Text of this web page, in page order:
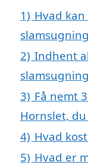
1) Hvad
2) Indhent
3) Få nemt
Hornslet,
4) Hvad
5) Hvad er